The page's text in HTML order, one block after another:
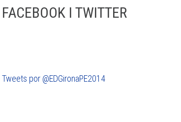
FACEBOOK I TWITTER
Tweets por @EDGironaPE2014